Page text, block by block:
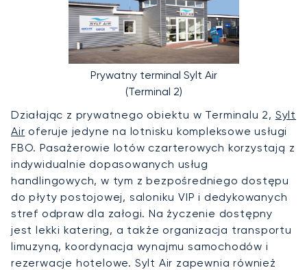
Prywatny terminal Sylt Air
(Terminal 2)
Działając z prywatnego obiektu w Terminalu 2, Sylt
Air oferuje jedyne na lotnisku kompleksowe usługi
FBO. Pasażerowie lotów czarterowych korzystają z
indywidualnie dopasowanych usług
handlingowych, w tym z bezpośredniego dostępu
do płyty postojowej, saloniku VIP i dedykowanych
stref odpraw dla załogi. Na życzenie dostępny
jest lekki katering, a także organizacja transportu
limuzyną, koordynacja wynajmu samochodów i
rezerwacje hotelowe. Sylt Air zapewnia również